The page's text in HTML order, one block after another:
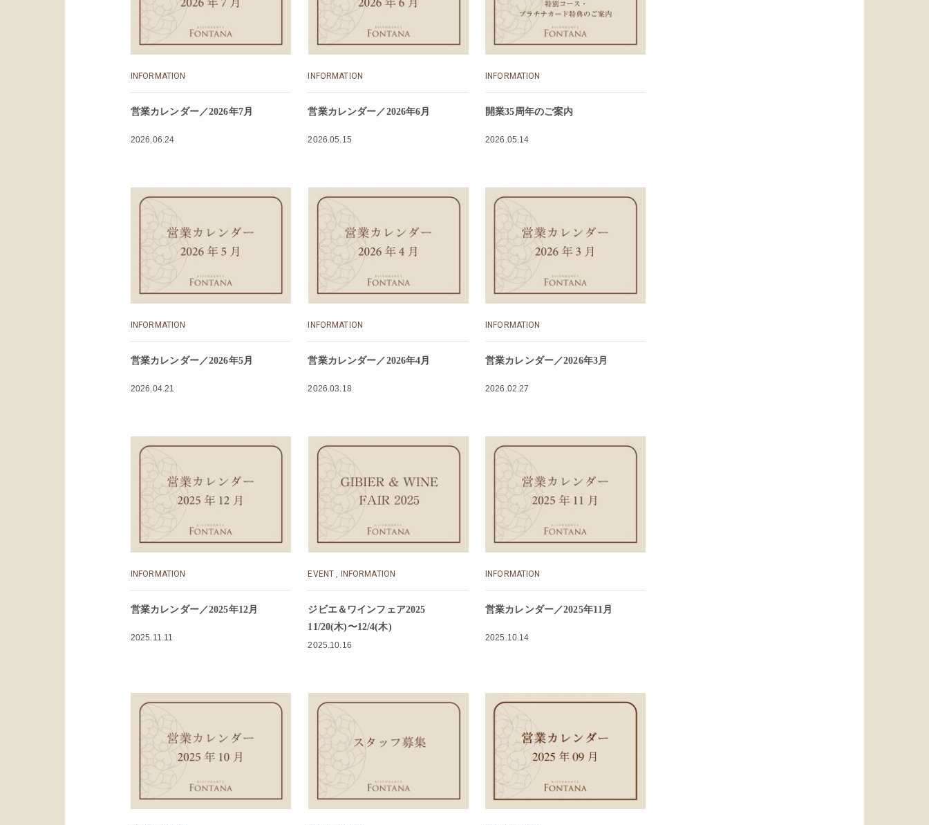
INFORMATION
営業カレンダー／2026年7月
2026.06.24
INFORMATION
営業カレンダー／2026年6月
2026.05.15
INFORMATION
開業35周年のご案内
2026.05.14
INFORMATION
営業カレンダー／2026年5月
2026.04.21
INFORMATION
営業カレンダー／2026年4月
2026.03.18
INFORMATION
営業カレンダー／2026年3月
2026.02.27
INFORMATION
営業カレンダー／2025年12月
2025.11.11
EVENT , INFORMATION
ジビエ＆ワインフェア2025
11/20(木)〜12/4(木)
2025.10.16
INFORMATION
営業カレンダー／2025年11月
2025.10.14